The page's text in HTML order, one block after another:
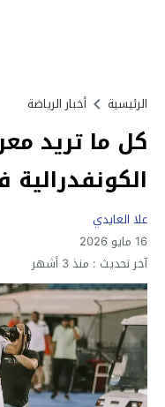
الرئيسية أخبار الرياضة
كل ما تريد
علا العايدي
16 مايو 2026
آخر تحديث : منذ 3 أشهر